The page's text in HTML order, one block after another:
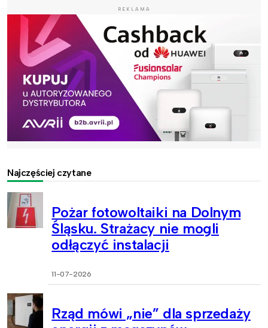
REKLAMA
Najczęściej czytane
Pożar fotowoltaiki na Dolnym
Śląsku. Strażacy nie mogli
odłączyć instalacji
11-07-2026
Rząd mówi „nie” dla sprzedaży